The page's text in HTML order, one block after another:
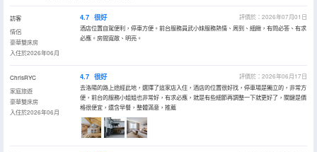
訪客
情侶
豪華雙床房
入住於2026年06月
4.7 很好
評價於：2026年07月01日
酒店位置自駕便利，停車方便。前台服務員武小妹服務熱情、周到、細緻，有問必答、有求
必應。房間寬敞、明亮。
ChrisRYC
家庭旅遊
豪華雙床房
入住於2026年06月
4.7 很好
評價於：2026年06月17日
去洛陽的路上途經此地，選擇了這家店入住，酒店的位置很好找，停車場是獨立的，非常方
便，前台的服務小姐姐也非常好，有求必應，就是有些細節再調整一下就更好了，關鍵是價
格很便宜，還含早餐，整體滿意，推薦